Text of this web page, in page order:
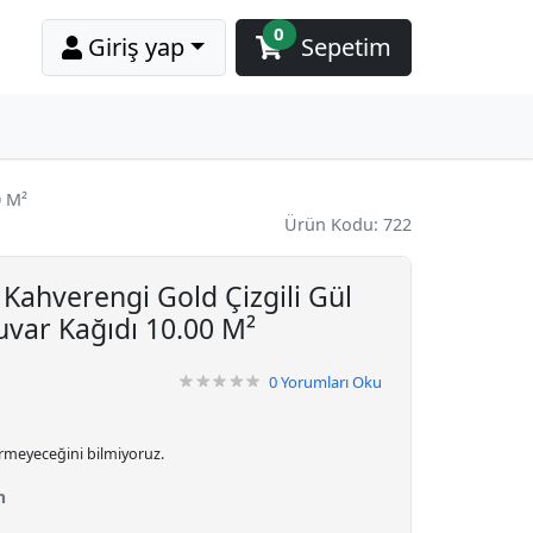
Giriş yap Sepetim
0
Ürün Kodu: 722
Gold Çizgili Gül
Kağıdı 10.00 M²
0Yorumları Oku
bilmiyoruz.